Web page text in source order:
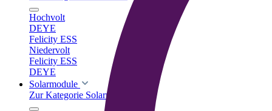
Hochvolt
DEYE
Felicity ESS
Niedervolt
Felicity ESS
DEYE
Solarmodule
Zur Kategorie Solarmodule